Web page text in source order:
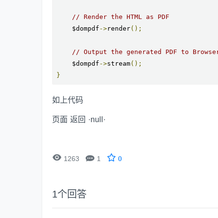
// Render the HTML as PDF
    $dompdf
->render();
// Output the generated PDF to
    $dompdf
->stream();
}
如上代码
页面 返回 ·null·
 1263  1 0
1个回答